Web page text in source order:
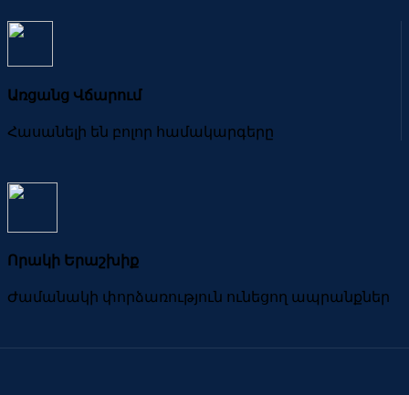
Առցանց Վճարում
Հասանելի են բոլոր համակարգերը
Որակի Երաշխիք
Ժամանակի փորձառություն ունեցող ապրանքներ